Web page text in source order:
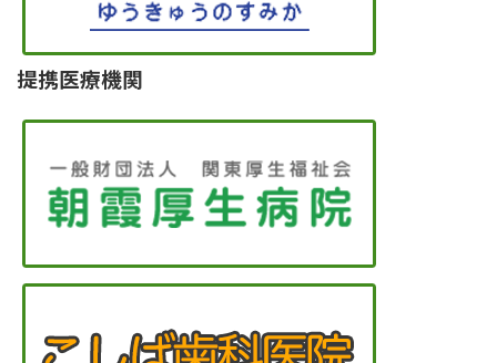
提携医療機関